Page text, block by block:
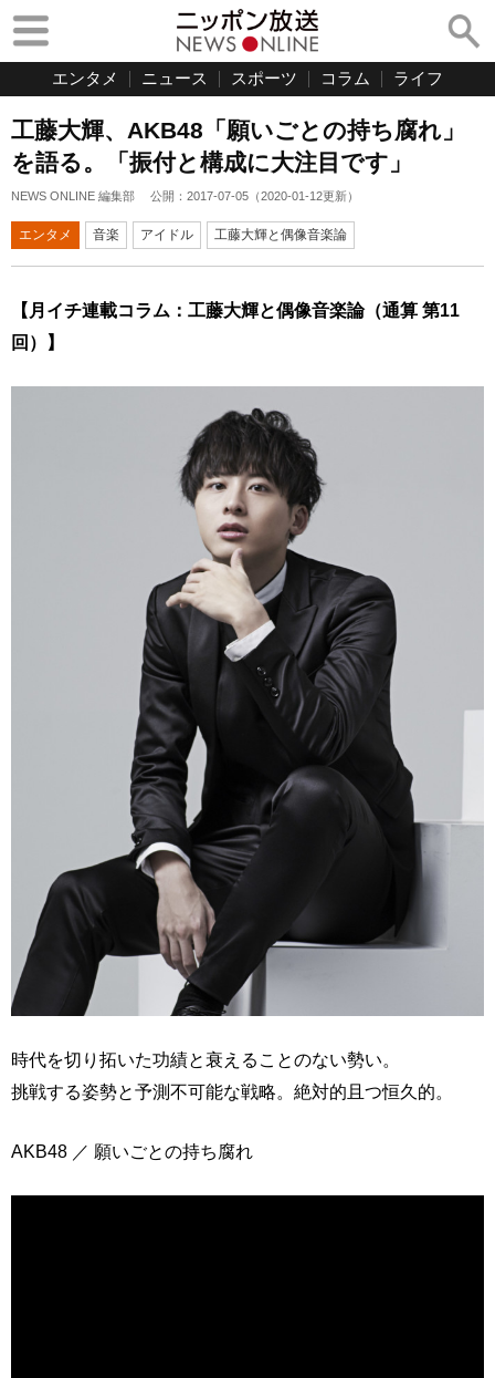
エンタメ ニュース スポーツ コラム ライフ
工藤大輝、AKB48「願いごとの持ち腐れ」
を語る。「振付と構成に大注目です」
NEWS ONLINE 編集部 公開： 2017-07-05 （2020-01-12更新）
エンタメ 音楽 アイドル 工藤大輝と偶像音楽論
【月イチ連載コラム：工藤大輝と偶像音楽論（通算 第11
回）】
時代を切り拓いた功績と衰えることのない勢い。
挑戦する姿勢と予測不可能な戦略。絶対的且つ恒久的。
AKB48 ／ 願いごとの持ち腐れ